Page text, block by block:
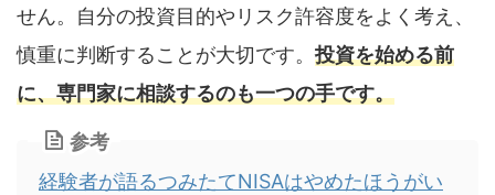
せん。自分の投資目的やリスク許容度をよく考え、
慎重に判断することが大切です。投資を始める前
に、専門家に相談するのも一つの手です。
参考
経験者が語るつみたてNISAはやめたほうがい